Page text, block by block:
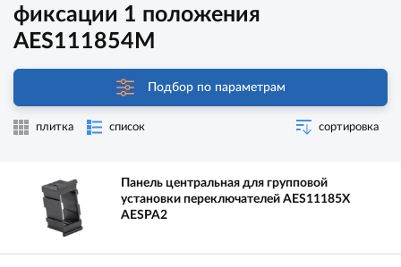
фиксации 1 положения
AES111854M
Подбор по параметрам
плитка список сортировка
Панель центральная для групповой
установки переключателей AES11185Х
AESPA2